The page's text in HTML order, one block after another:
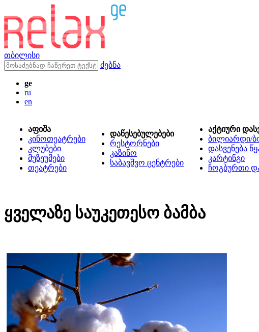
თბილისი
ძებნა
ge
ru
en
აფიშა
კინოთეატრები
კლუბები
მუზეუმები
თეატრები
დაწესებულებები
რესტორნები
კაზინო
საბავშვო ცენტრები
აქტიური
ბილიარდი/
დასვენება
კარტინგი
ჩოგბურთი
ყველაზე საუკეთესო ბამბა